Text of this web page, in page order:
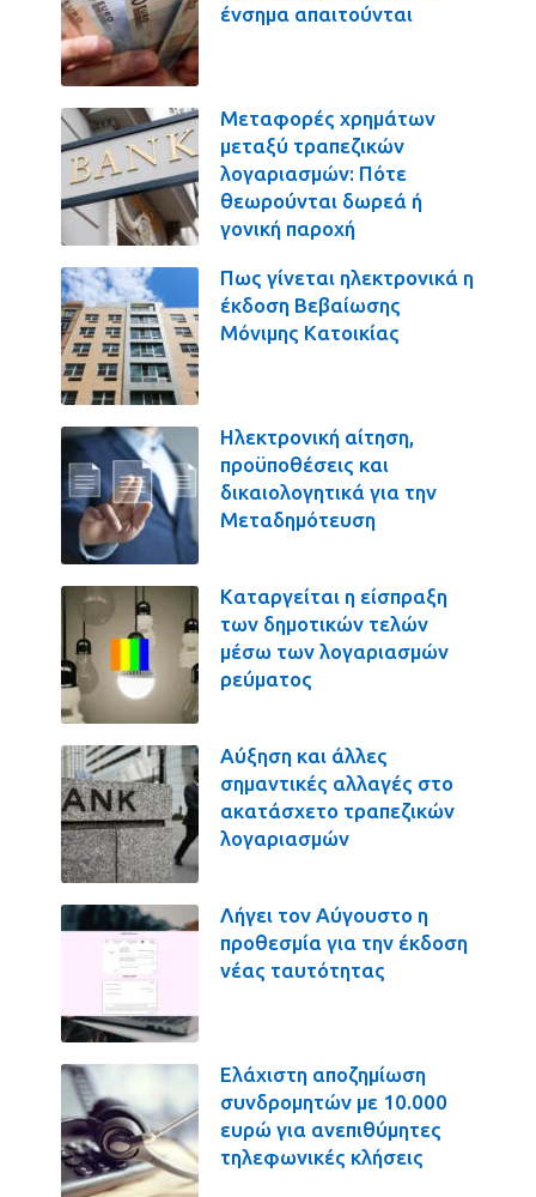
ένσημα απαιτούνται
Μεταφορές χρημάτων
μεταξύ τραπεζικών
λογαριασμών: Πότε
θεωρούνται δωρεά ή
γονική παροχή
Πως γίνεται ηλεκτρονικά η
έκδοση Βεβαίωσης
Μόνιμης Κατοικίας
Ηλεκτρονική αίτηση,
προϋποθέσεις και
δικαιολογητικά για την
Μεταδημότευση
Καταργείται η είσπραξη
των δημοτικών τελών
μέσω των λογαριασμών
ρεύματος
Αύξηση και άλλες
σημαντικές αλλαγές στο
ακατάσχετο τραπεζικών
λογαριασμών
Λήγει τον Αύγουστο η
προθεσμία για την έκδοση
νέας ταυτότητας
Ελάχιστη αποζημίωση
συνδρομητών με 10.000
ευρώ για ανεπιθύμητες
τηλεφωνικές κλήσεις